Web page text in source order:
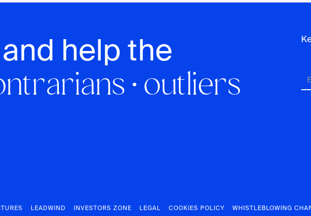
help the
· outliers
LEADWIND INVESTORS ZONE LEGAL COOKIES POLICY WHISTLEBLOWING